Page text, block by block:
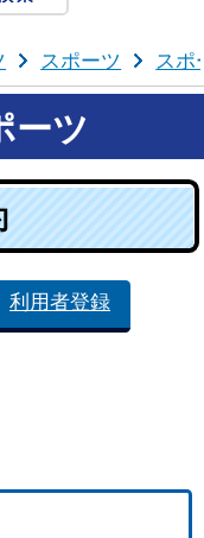
スポーツ スポ
ーツ
利用者登録